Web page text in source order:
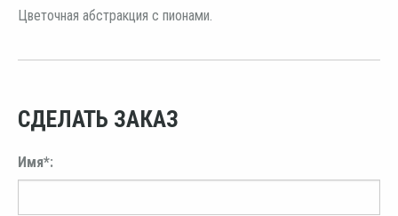
Цветочная абстракция с пионами.
СДЕЛАТЬ ЗАКАЗ
Имя*: